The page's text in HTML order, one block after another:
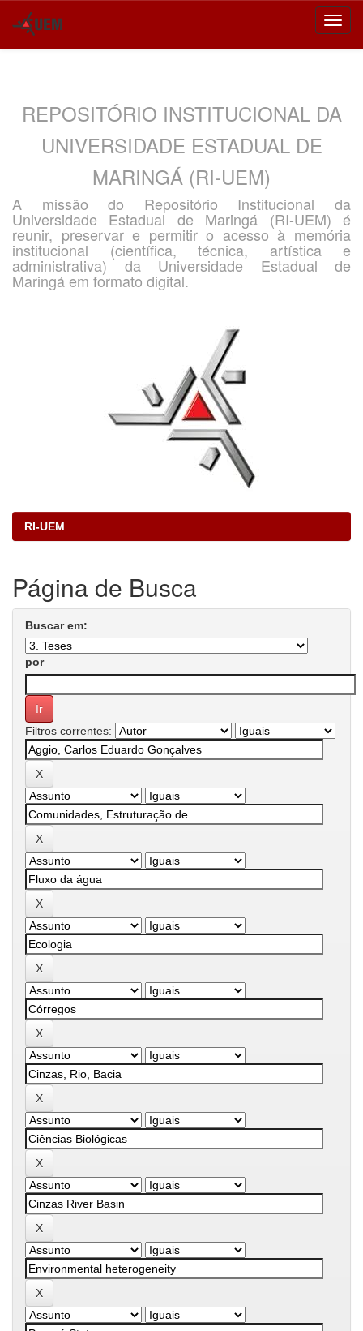
REPOSITÓRIO INSTITUCIONAL DA
UNIVERSIDADE ESTADUAL DE
MARINGÁ (RI-UEM)
A missão do Repositório Institucional da
Universidade Estadual de Maringá (RI-UEM) é
reunir, preservar e permitir o acesso à memória
institucional (científica, técnica, artística e
administrativa) da Universidade Estadual de
Maringá em formato digital.
RI-UEM
Página de Busca
Buscar em:
por
Filtros correntes: